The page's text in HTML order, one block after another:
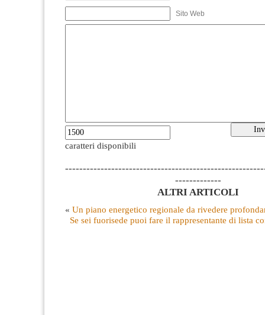
Sito Web
caratteri disponibili
-------------
ALTRI ARTICOLI
« Un piano energetico regionale da rivedere
Se sei fuorisede puoi fare il rappresentante di lista